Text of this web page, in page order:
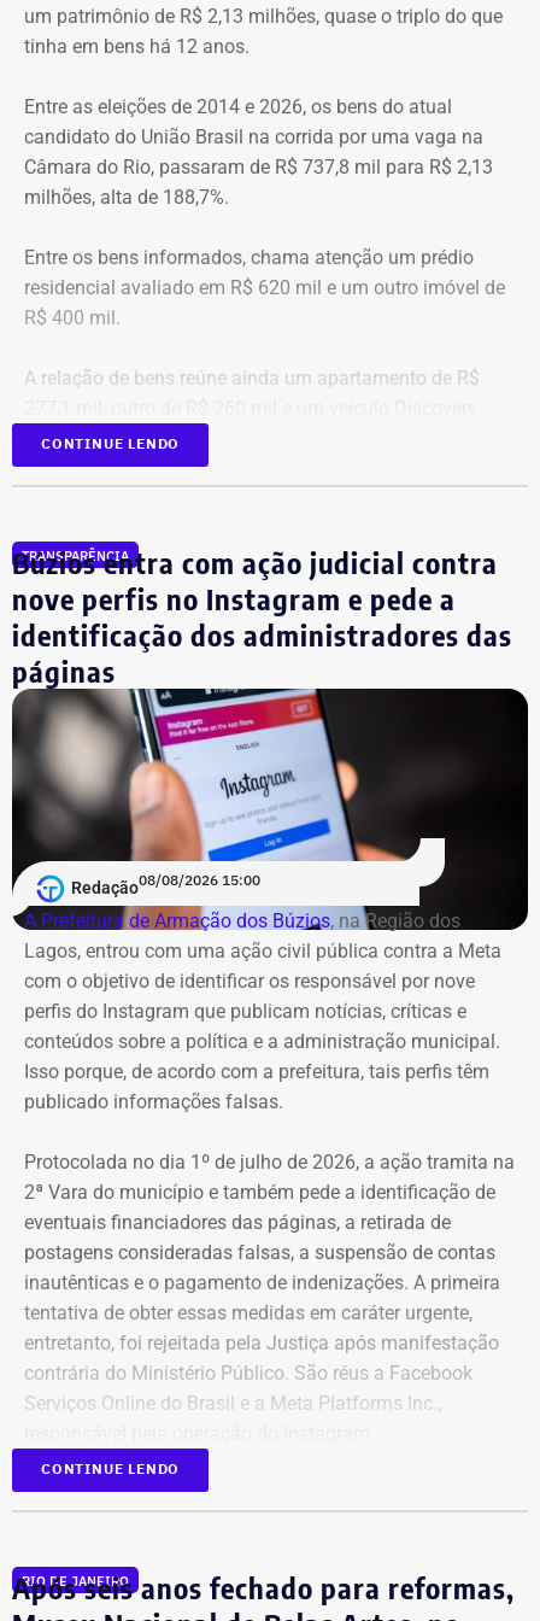
TEMPO REAL
um patrimônio de R$ 2,13 milhões, quase o triplo do que
tinha em bens há 12 anos.
Entre as eleições de 2014 e 2026, os bens do atual
candidato do União Brasil na corrida por uma vaga na
Câmara do Rio, passaram de R$ 737,8 mil para R$ 2,13
milhões, alta de 188,7%.
Entre os bens informados, chama atenção um prédio
residencial avaliado em R$ 620 mil e um outro imóvel de
R$ 400 mil.
A relação de bens reúne ainda um apartamento de R$
D300, ano 2023, declarado por R$ 330 mil. Também
aparecem na lista cerca de R$ 177 mil em aplicações e
Na disputa de 2014, quando concorreu e foi eleito
CONTINUE LENDO
TRANSPARÊNCIA
Búzios entra com ação judicial contra
nove perfis no Instagram e pede a
identificação dos administradores das
páginas
Redação08/08/2026 15:00
A Prefeitura de Armação dos Búzios, na Região dos
Lagos, entrou com uma ação civil pública contra a Meta
com o objetivo de identificar os responsável por nove
perfis do Instagram que publicam notícias, críticas e
conteúdos sobre a política e a administração municipal.
Isso porque, de acordo com a prefeitura, tais perfis têm
publicado informações falsas.
Protocolada no dia 1º de julho de 2026, a ação tramita na
2ª Vara do município e também pede a identificação de
eventuais financiadores das páginas, a retirada de
postagens consideradas falsas, a suspensão de contas
inautênticas e o pagamento de indenizações. A primeira
tentativa de obter essas medidas em caráter urgente,
entretanto, foi rejeitada pela Justiça após manifestação
contrária do Ministério Público. São réus a Facebook
Serviços Online do Brasil e a Meta Platforms Inc.,
Os administradores dos perfis não foram incluídos no
tem como alvo informações relacionadas a nove contas.
São elas: @buziosinformacoes;
CONTINUE LENDO
RIO DE JANEIRO
Após seis anos fechado para reformas,